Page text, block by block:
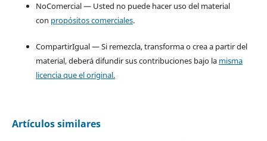
NoComercial — Usted no puede hacer uso del material
con propósitos comerciales.
CompartirIgual — Si remezcla, transforma o crea a partir del
material, deberá difundir sus contribuciones bajo la misma
licencia que el original.
Artículos similares